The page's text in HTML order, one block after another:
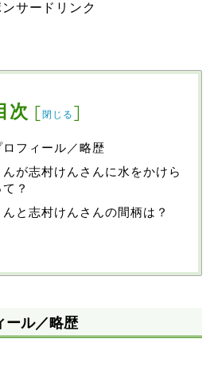
ンサードリンク
次 [閉じる ]
フィール／略歴
が志村けんさんに水をかけら
？
と志村けんさんの間柄は？
ール／略歴